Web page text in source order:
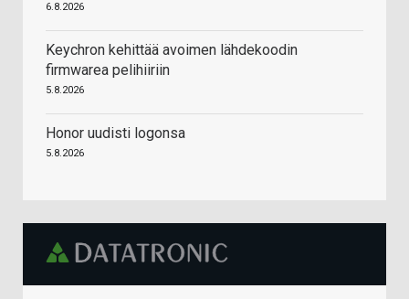
6.8.2026
Keychron kehittää avoimen lähdekoodin
firmwarea pelihiiriin
5.8.2026
Honor uudisti logonsa
5.8.2026